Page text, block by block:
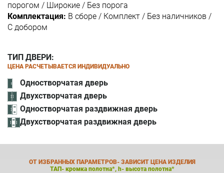
ОТ ИЗБРАННЫХ ПАРАМЕТРОВ- ЗАВИСИТ ЦЕНА ИЗДЕЛИЯ
ТАП- кромка полотна*, h- высота полотна*
ТИП ДВЕРИ:
ЦЕНА РАСЧЕТЫВАЕТСЯ ИНДИВИДУАЛЬНО
Одностворчатая дверь
Двухстворчатая дверь
Одностворчатая раздвижная дверь
Двухстворчатая раздвижная дверь
порогом / Широкие / Без порога
Комплектация: В сборе / Комплект / Без наличников /
С добором